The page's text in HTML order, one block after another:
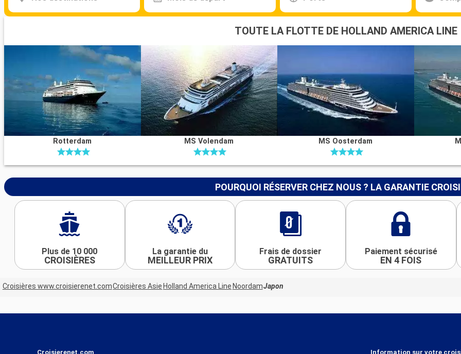
TOUTE LA FLOTTE DE HOLLAND AMERICA LINE
Rotterdam MS Volendam MS Oosterdam
POURQUOI RÉSERVER CHEZ NOUS ? LA GARANTIE
Plus de 10 000
CROISIÈRES
La garantie du
MEILLEUR PRIX
Frais de dossier
GRATUITS
Paiement sécurisé
EN 4 FOIS
Croisières www.croisierenet.comCroisières Asie Holland America Line NoordamJapon
Croisierenet.com Information sur votre